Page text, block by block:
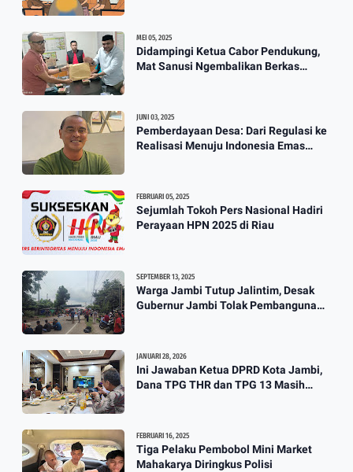
Perahu
3:57 MEI 05, 2025
Didampingi Ketua Cabor Pendukung,
Mat Sanusi Ngembalikan Berkas
JUNI 03, 2025
Pemberdayaan Desa: Dari Regulasi ke
Realisasi Menuju Indonesia Emas
FEBRUARI 05, 2025
Sejumlah Tokoh Pers Nasional Hadiri
Perayaan HPN 2025 di Riau
SEPTEMBER 13, 2025
Warga Jambi Tutup Jalintim, Desak
Gubernur Jambi Tolak Pembangunan
JANUARI 28, 2026
Ini Jawaban Ketua DPRD Kota Jambi,
Dana TPG THR dan TPG 13 Masih
FEBRUARI 16, 2025
Tiga Pelaku Pembobol Mini Market
Mahakarya Diringkus Polisi